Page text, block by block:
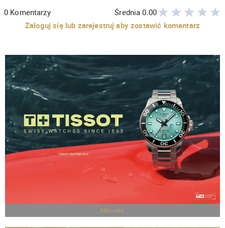
0 Komentarzy Średnia0.00
Zaloguj się lub zarejestruj aby zostawić komentarz
REKLAMA